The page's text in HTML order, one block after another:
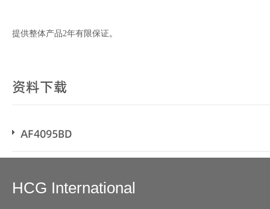
提供整体产品2年有限保证 。
资料下载
AF4095BD
HCG International